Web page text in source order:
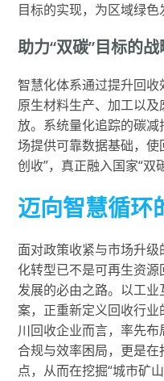
目标的实现，为区域绿色
助力“双碳”目标的
智慧化体系通过提升回
原生材料生产、加工以
放。系统量化追踪的碳
场提供可靠数据基础，使
创收”，真正融入国家“双
迈向智慧循环
面对政策收紧与市场升
化转型已不是可再生资
发展的必由之路。以工
案，正重新定义回收行
川回收企业而言，率先
合规与效率困局，更是
点，从而在挖掘“城市矿